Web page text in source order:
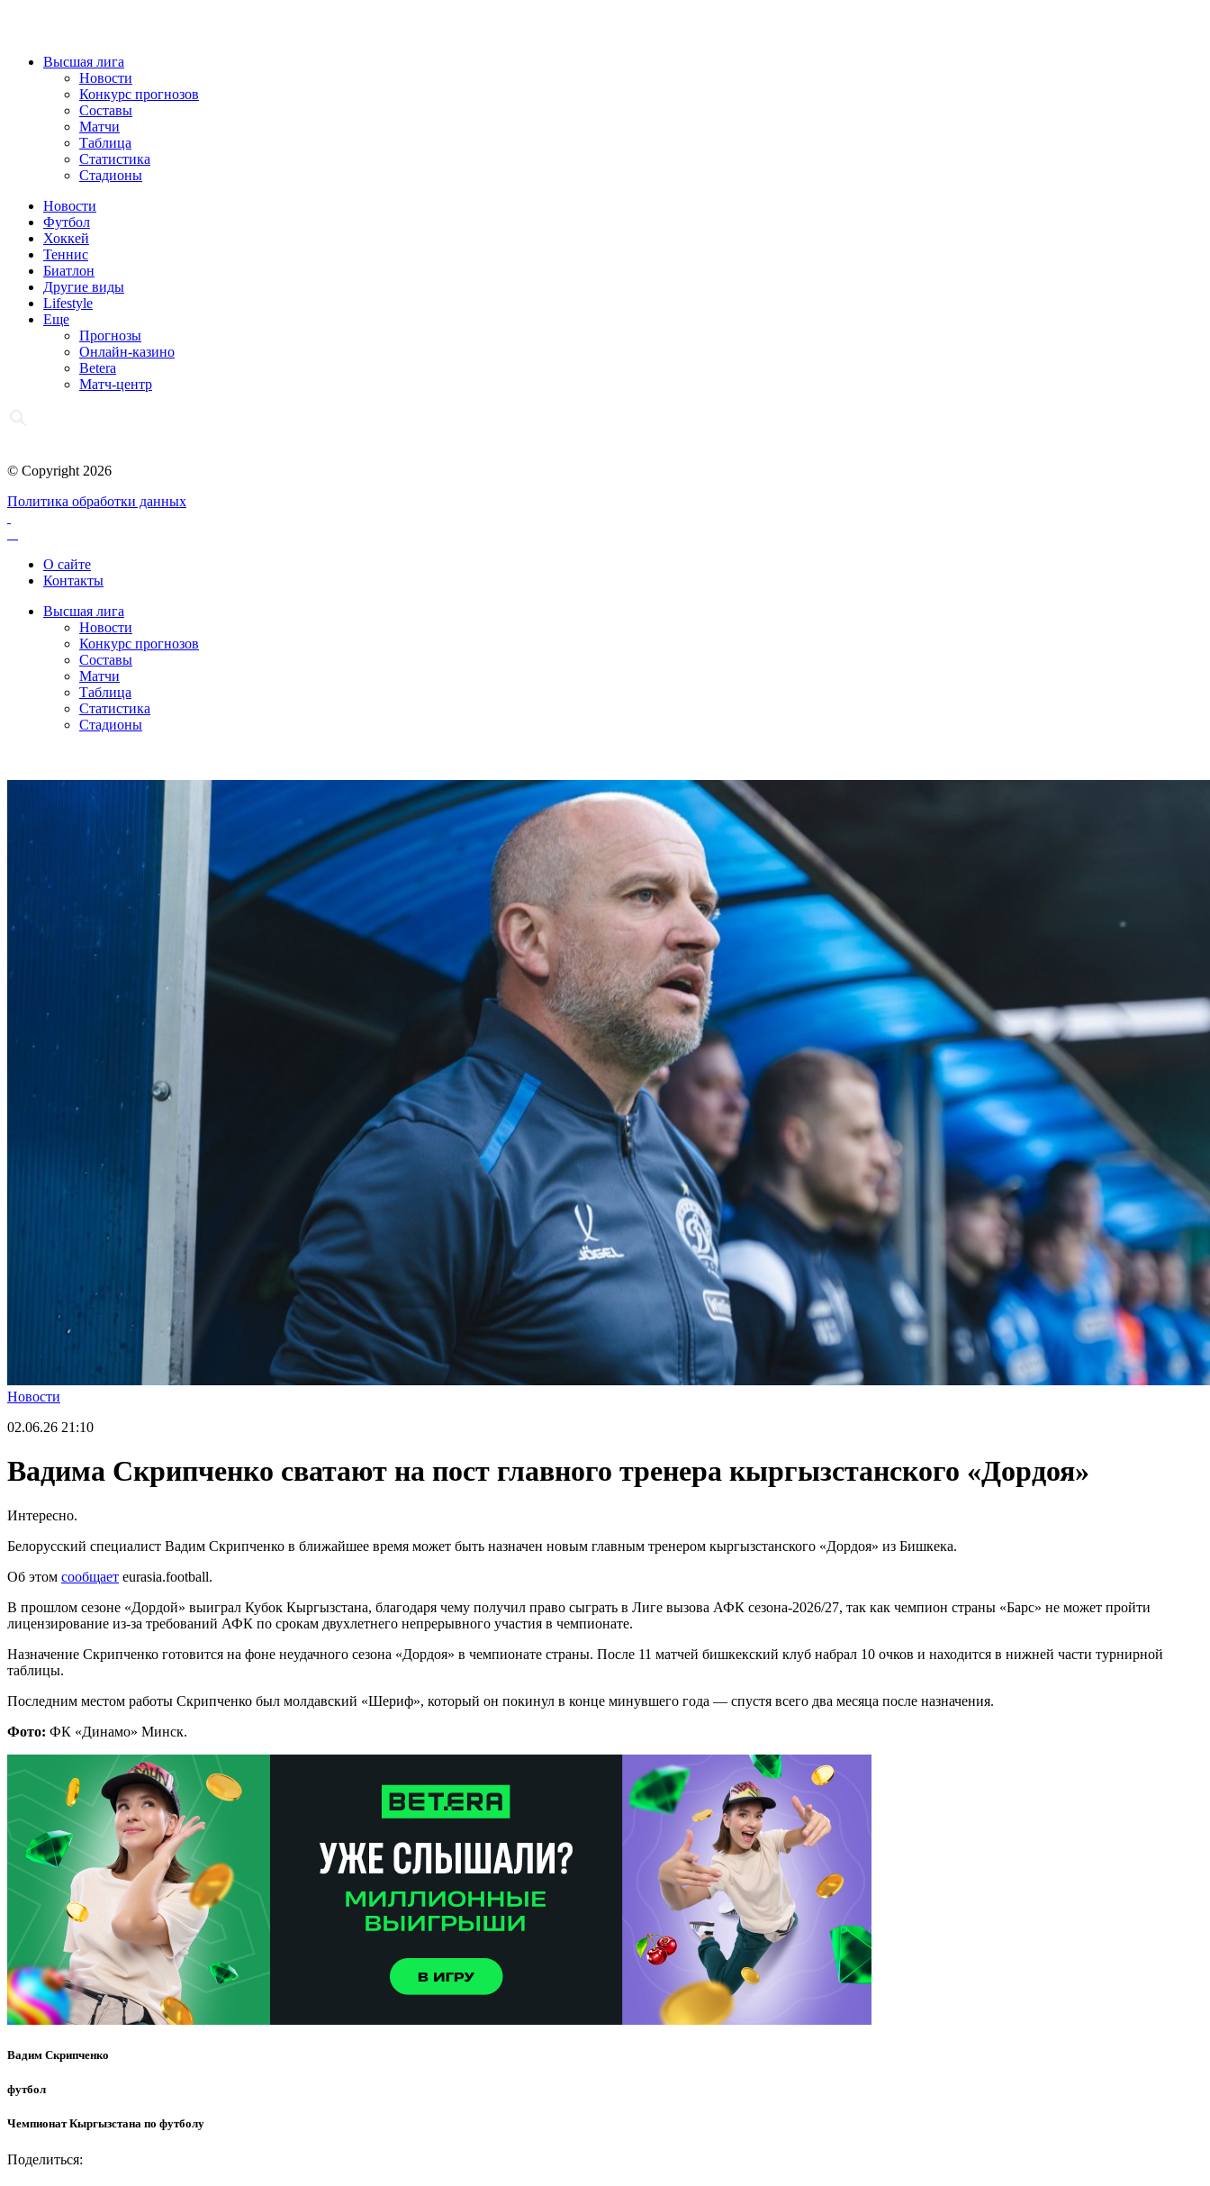
Высшая лига
Новости
Конкурс прогнозов
Составы
Матчи
Таблица
Статистика
Стадионы
Новости
Футбол
Хоккей
Теннис
Биатлон
Другие виды
Lifestyle
Еще
Прогнозы
Онлайн-казино
Betera
Матч-центр
© Copyright 2026
Политика обработки данных
О сайте
Контакты
Высшая лига
Новости
Конкурс прогнозов
Составы
Матчи
Таблица
Статистика
Стадионы
Новости
02.06.26 21:10
Вадима Скрипченко сватают на пост главного тренера кыргызстанского «Дордоя»
Интересно.
Белорусский специалист Вадим Скрипченко в ближайшее время может быть назначен новым главным тренером кыргызстанского «Дордоя» из Бишкека.
Об этом сообщает eurasia.football.
В прошлом сезоне «Дордой» выиграл Кубок Кыргызстана, благодаря чему получил право сыграть в Лиге вызова АФК сезона-2026/27, так как чемпион страны «Барс» не может пройти
лицензирование из-за требований АФК по срокам двухлетнего непрерывного участия в чемпионате.
Назначение Скрипченко готовится на фоне неудачного сезона «Дордоя» в чемпионате страны. После 11 матчей бишкекский клуб набрал 10 очков и находится в нижней части турнирной
таблицы.
Последним местом работы Скрипченко был молдавский «Шериф», который он покинул в конце минувшего года — спустя всего два месяца после назначения.
Фото: ФК «Динамо» Минск.
Вадим Скрипченко
футбол
Чемпионат Кыргызстана по футболу
Поделиться: